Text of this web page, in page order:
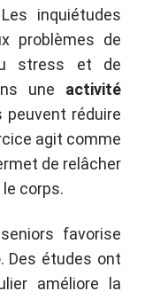
inquiétudes
problèmes de
stress et de
une activité
peuvent réduire
agit comme
de relâcher
corps.
favorise
. Des études ont
améliore la